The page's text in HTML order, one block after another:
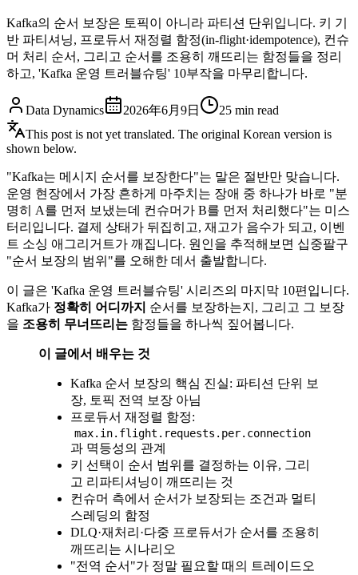
Kafka의 순서 보장은 토픽이 아니라 파티션 단위입니다. 키 기
반 파티셔닝, 프로듀서 재정렬 함정(in-flight·idempotence), 컨슈
머 처리 순서, 그리고 순서를 조용히 깨뜨리는 함정들을 정리
하고, 'Kafka 운영 트러블슈팅' 10부작을 마무리합니다.
Data Dynamics 2026年6月9日 25 min read
This post is not yet translated. The original Korean version is
shown below.
"Kafka는 메시지 순서를 보장한다"는 말은 절반만 맞습니다.
운영 현장에서 가장 흔하게 마주치는 장애 중 하나가 바로 "분
명히 A를 먼저 보냈는데 컨슈머가 B를 먼저 처리했다"는 미스
터리입니다. 결제 상태가 뒤집히고, 재고가 음수가 되고, 이벤
트 소싱 애그리거트가 깨집니다. 원인을 추적해보면 십중팔구
"순서 보장의 범위"를 오해한 데서 출발합니다.
이 글은 'Kafka 운영 트러블슈팅' 시리즈의 마지막 10편입니다.
Kafka가 정확히 어디까지 순서를 보장하는지, 그리고 그 보장
을 조용히 무너뜨리는 함정들을 하나씩 짚어봅니다.
이 글에서 배우는 것
Kafka 순서 보장의 핵심 진실: 파티션 단위 보
장, 토픽 전역 보장 아님
프로듀서 재정렬 함정:
max.in.flight.requests.per.connection
과 멱등성의 관계
키 선택이 순서 범위를 결정하는 이유, 그리
고 리파티셔닝이 깨뜨리는 것
컨슈머 측에서 순서가 보장되는 조건과 멀티
스레딩의 함정
DLQ·재처리·다중 프로듀서가 순서를 조용히
깨뜨리는 시나리오
"전역 순서"가 정말 필요할 때의 트레이드오